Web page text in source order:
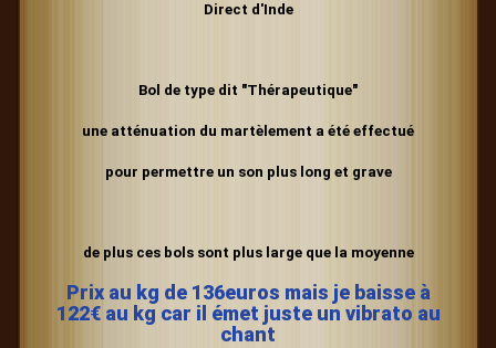
Direct d'Inde
Bol de type dit "Thérapeutique"
une atténuation du martèlement a été effectué
pour permettre un son plus long et grave
de plus ces bols sont plus large que la moyenne
Prix au kg de 136euros mais je baisse à
122€ au kg car il émet juste un vibrato au
chant